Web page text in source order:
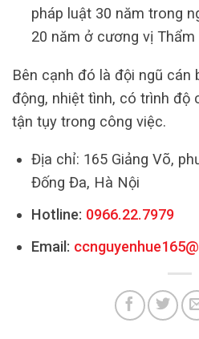
pháp luật 30 năm trong
20 năm ở cương vị Thẩm
Bên cạnh đó là đội ngũ cán
động, nhiệt tình, có trình độ
tận tụy trong công việc.
Địa chỉ: 165 Giảng Võ,
Đống Đa, Hà Nội
Hotline: 0966.22.7979
Email: